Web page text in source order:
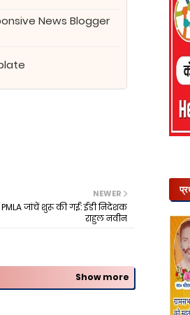
News Blogger
NEWER
जांचें शुरू की गईं: ईडी निदेशक
राहुल नवीन
Show more